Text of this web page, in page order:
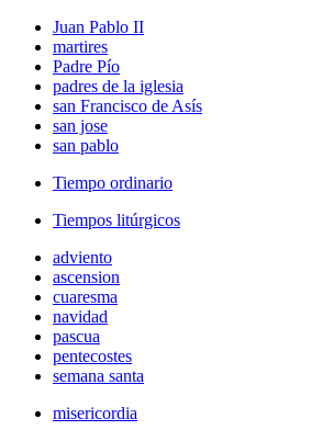
Juan Pablo II
martires
Padre Pío
padres de la iglesia
san Francisco de Asís
san jose
san pablo
Tiempo ordinario
Tiempos litúrgicos
adviento
ascension
cuaresma
navidad
pascua
pentecostes
semana santa
misericordia